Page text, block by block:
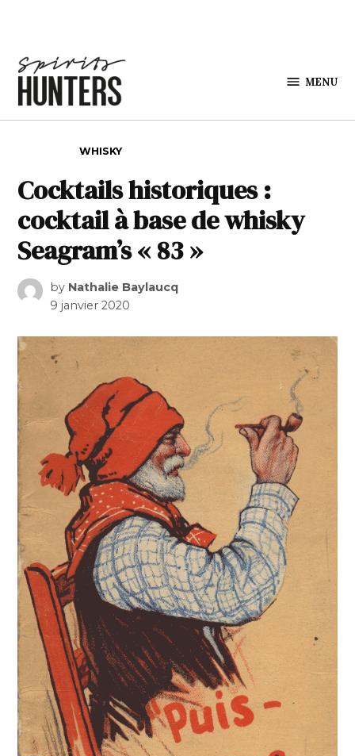
MENU
WHISKY
Cocktails historiques :
cocktail à base de whisky
Seagram’s « 83 »
by Nathalie Baylaucq
9 janvier 2020